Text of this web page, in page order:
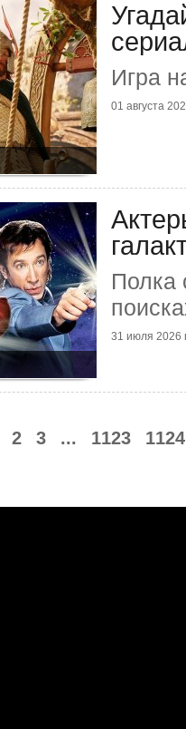
Игра
01 августа
Полка
31 июля 2026
2 3 ... 1123 1124